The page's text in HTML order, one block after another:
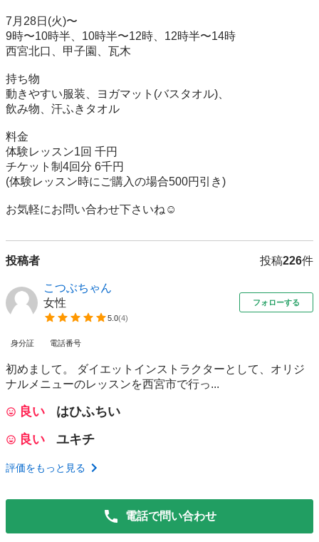
7月28日(火)〜
9時〜10時半、10時半〜12時、12時半〜14時
西宮北口、甲子園、瓦木
持ち物
動きやすい服装、ヨガマット(バスタオル)、
飲み物、汗ふきタオル
料金
体験レッスン1回 千円
チケット制4回分 6千円
(体験レッスン時にご購入の場合500円引き)
お気軽にお問い合わせ下さいね☺️
投稿者 投稿226件
こつぶちゃん
女性
5.0(4)
フォローする
身分証 電話番号
初めまして。 ダイエットインストラクターとして、オリジ
ナルメニューのレッスンを西宮市で行っ...
良い
はひふちい
良い
ユキチ
評価をもっと見る
電話で問い合わせ